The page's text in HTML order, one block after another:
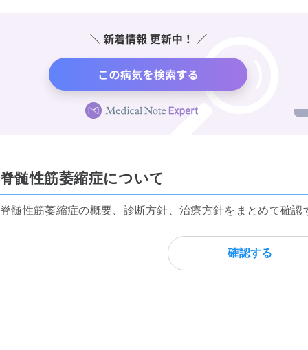
脊髄性筋萎縮症について
脊髄性筋萎縮症の概要、診断方針、治療方針をまとめて確
確認する